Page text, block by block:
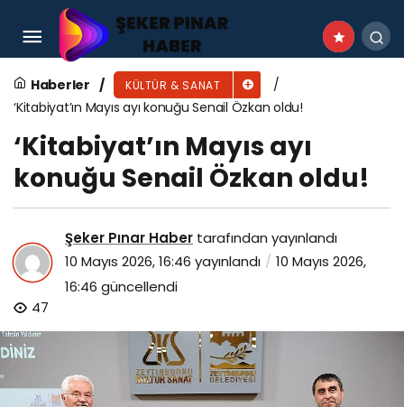
Haberler KÜLTÜR & SANAT
‘Kitabiyat’ın Mayıs ayı konuğu Senail Özkan oldu!
‘Kitabiyat’ın Mayıs ayı
konuğu Senail Özkan oldu!
Şeker Pınar Haber tarafından yayınlandı
10 Mayıs 2026, 16:46 yayınlandı
10 Mayıs 2026,
16:46 güncellendi
47
Konya Büyükşehir’den Engelliler Haftasına Özel
Anlamlı Etkinlikler